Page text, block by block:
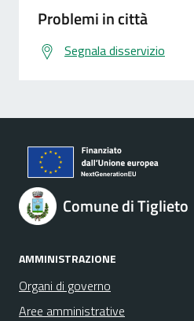
Problemi in città
Segnala disservizio
Comune di Tiglieto
AMMINISTRAZIONE
Organi di governo
Aree amministrative